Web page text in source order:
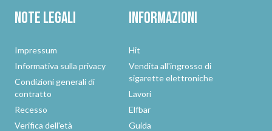
Note legali
Impressum
Informativa sulla privacy
Condizioni generali di
contratto
Recesso
Verifica dell'età
Informazioni
Hit
Vendita all'ingrosso di
sigarette elettroniche
Lavori
Elfbar
Guida